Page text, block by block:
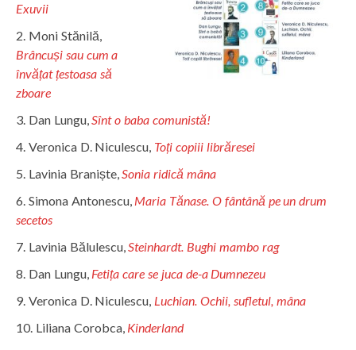
Exuvii
Moni Stănilă,
Brâncuși sau cum a
învățat țestoasa să
zboare
Dan Lungu,Sînt o baba comunistă!
Veronica D. Niculescu, Toți copiii librăresei
Lavinia Braniște,Sonia ridică mâna
Simona Antonescu, Maria Tănase. O fântână pe un drum
secetos
Lavinia Bălulescu,Steinhardt. Bughi mambo rag
Dan Lungu, Fetița care se juca de-a Dumnezeu
Veronica D. Niculescu, Luchian. Ochii, sufletul, mâna
Liliana Corobca, Kinderland